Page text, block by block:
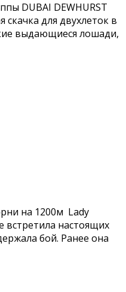
DUBAI DEWHURST
для двухлеток в
выдающиеся лошади,
на 1200м Lady
встретила настоящих
бой. Ранее она